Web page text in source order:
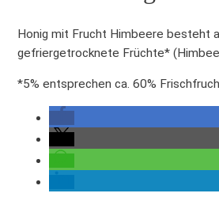
u
c
t
Honig mit Frucht Himbeere besteht
gefriergetrocknete Früchte*
*5% entsprechen ca. 60%